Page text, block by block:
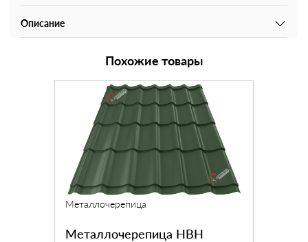
Описание
Похожие товары
Металлочерепица
Металлочерепица НВН